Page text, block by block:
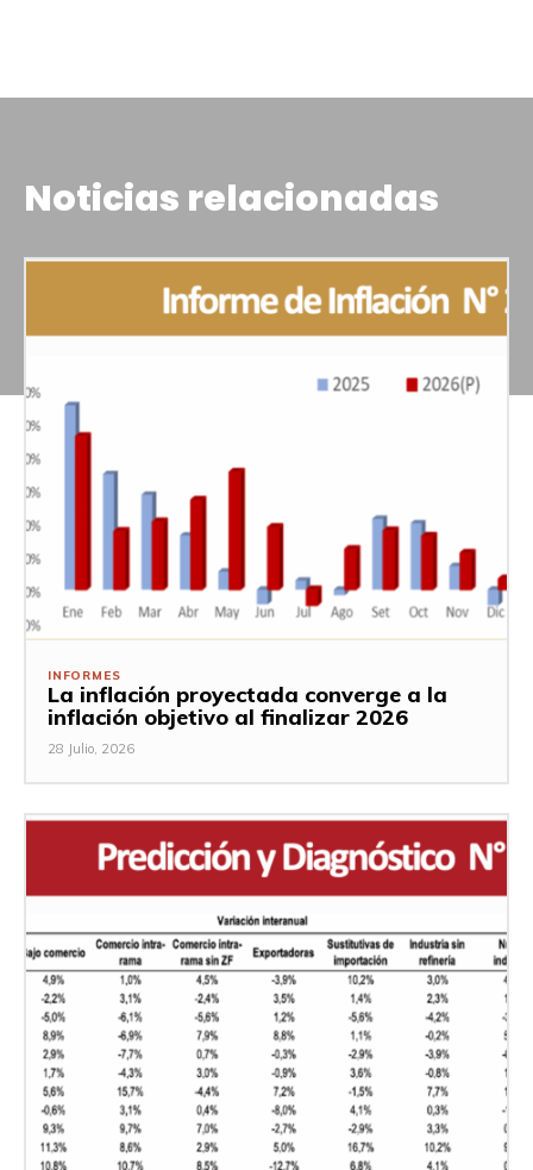
Noticias relacionadas
INFORMES
La inflación proyectada converge a la
inflación objetivo al finalizar 2026
28 Julio, 2026